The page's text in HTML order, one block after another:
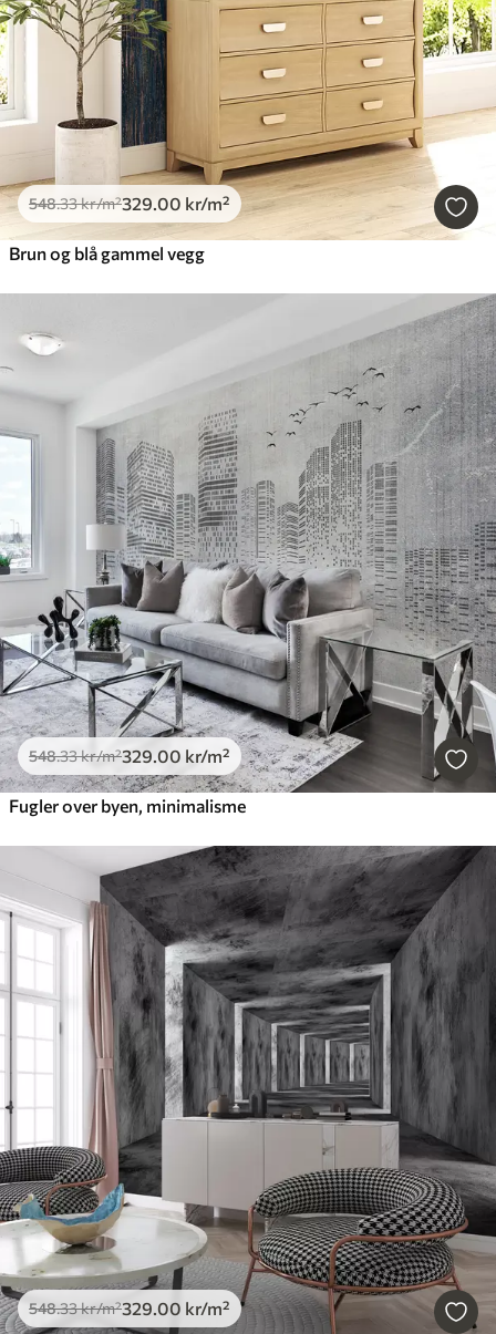
548.33kr/m²329.00 kr/m²
Brun og blå gammel vegg
548.33kr/m²329.00 kr/m²
Fugler over byen, minimalisme
548.33kr/m²329.00 kr/m²